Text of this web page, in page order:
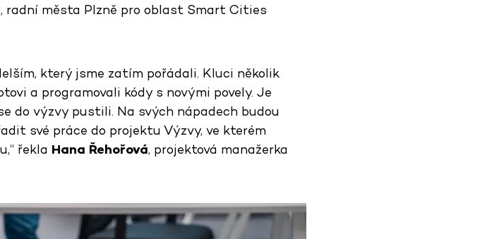
, radní města Plzně pro oblast Smart Cities
který jsme zatím pořádali. Kluci několik
a programovali kódy s novými povely. Je
do výzvy pustili. Na svých nápadech budou
své práce do projektu Výzvy, ve kterém
řekla Hana Řehořová, projektová manažerka